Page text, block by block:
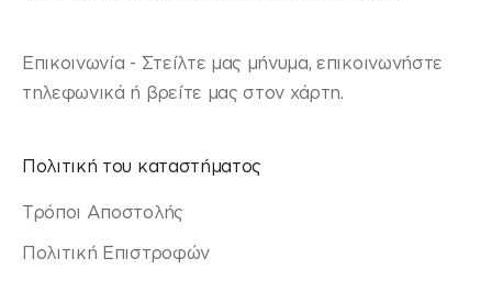
Επικοινωνία - Στείλτε μας μήνυμα, επικοινωνήστε
τηλεφωνικά ή βρείτε μας στον χάρτη.
Πολιτική του καταστήματος
Τρόποι Αποστολής
Πολιτική Επιστροφών